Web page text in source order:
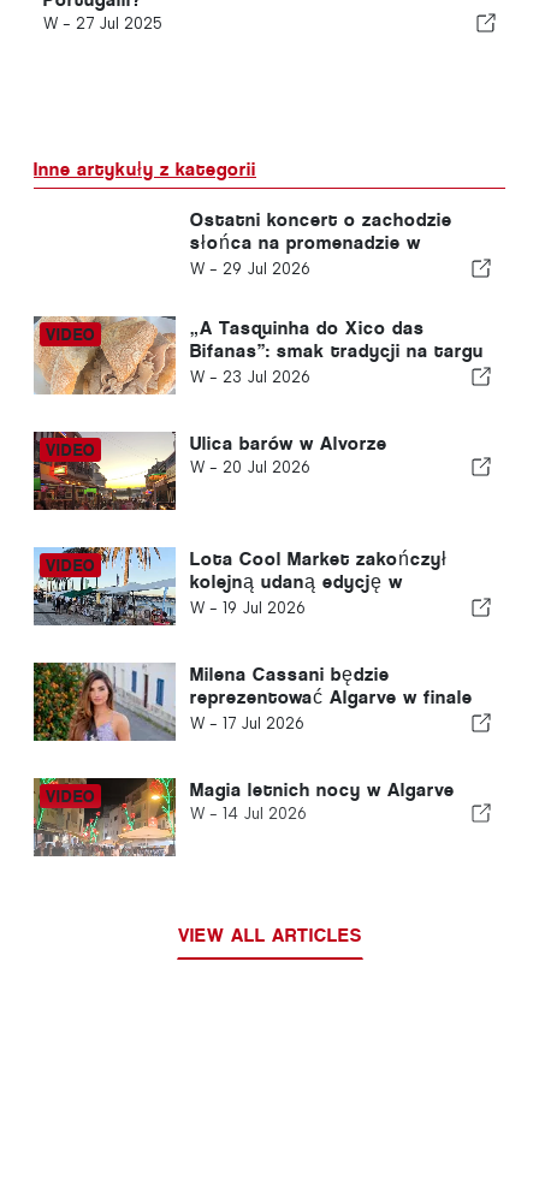
W - 27 Jul 2025
Inne artykuły z kategorii
Ostatni koncert o zachodzie
słońca na promenadzie w
Carvoeiro
W - 29 Jul 2026
„A Tasquinha do Xico das
Bifanas”: smak tradycji na targu
w Armação de Pêra
W - 23 Jul 2026
Ulica barów w Alvorze
W - 20 Jul 2026
Lota Cool Market zakończył
kolejną udaną edycję w
Portimão
W - 19 Jul 2026
Milena Cassani będzie
reprezentować Algarve w finale
konkursu Miss Portugalii
W - 17 Jul 2026
Magia letnich nocy w Algarve
W - 14 Jul 2026
VIEW ALL ARTICLES